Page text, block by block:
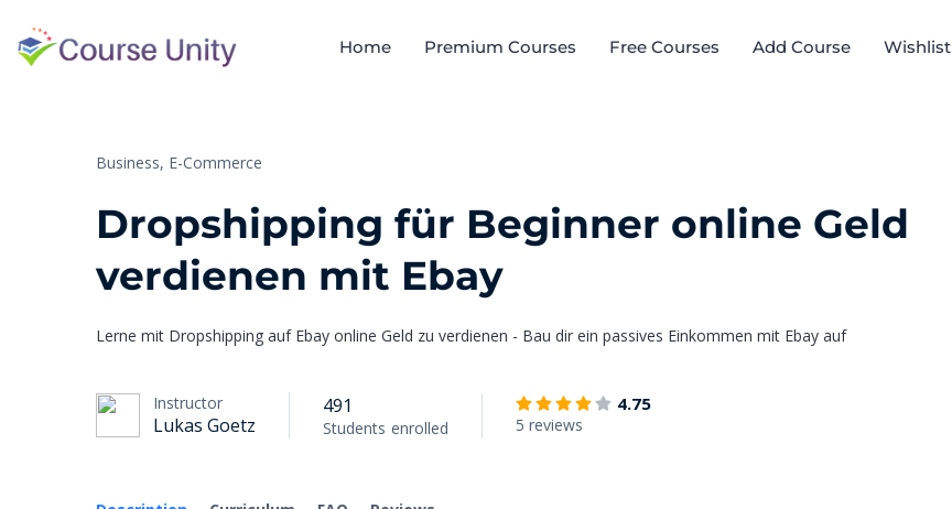
Home Premium Courses Free Courses Add Course Wishlist
Business, E-Commerce
Dropshipping für Beginner online Geld
verdienen mit Ebay
Lerne mit Dropshipping auf Ebay online Geld zu verdienen - Bau dir ein passives Einkommen mit Ebay auf
Instructor
Lukas Goetz
491
Students enrolled
4.75
5 reviews